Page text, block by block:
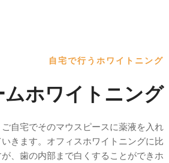
自宅で行うホワイトニング
ムホワイトニング
自宅でそのマウスピースに薬液を入れ
きます。オフィスホワイトニングに比
、歯の内部まで白くすることができホ